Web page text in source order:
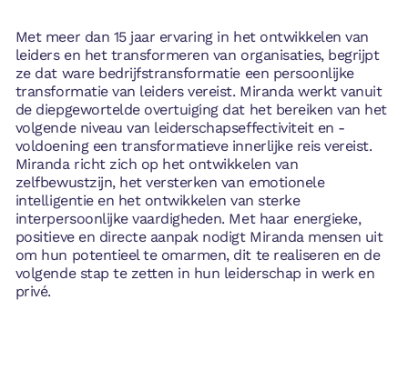
Met meer dan 15 jaar ervaring in het ontwikkelen van
leiders en het transformeren van organisaties, begrijpt
ze dat ware bedrijfstransformatie een persoonlijke
transformatie van leiders vereist. Miranda werkt vanuit
de diepgewortelde overtuiging dat het bereiken van het
volgende niveau van leiderschapseffectiviteit en -
voldoening een transformatieve innerlijke reis vereist.
Miranda richt zich op het ontwikkelen van
zelfbewustzijn, het versterken van emotionele
intelligentie en het ontwikkelen van sterke
interpersoonlijke vaardigheden. Met haar energieke,
positieve en directe aanpak nodigt Miranda mensen uit
om hun potentieel te omarmen, dit te realiseren en de
volgende stap te zetten in hun leiderschap in werk en
privé.